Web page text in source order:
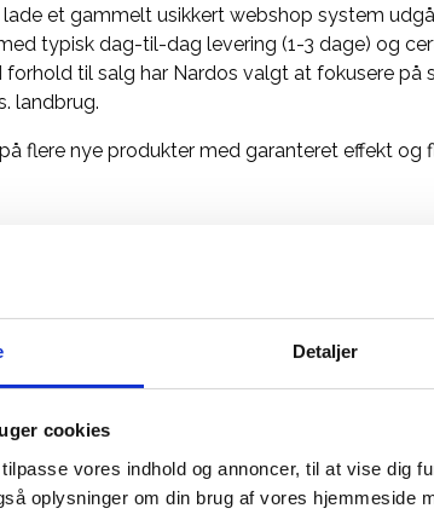
Detaljer
cookies
vores indhold og annoncer, til at vise dig
oplysninger om din brug af vores hjemmeside
et gammelt usikkert webshop system
typisk dag-til-dag levering (1-3 dage) og
forhold til salg har Nardos valgt at fokusere
landbrug.
flere nye produkter med garanteret effekt og